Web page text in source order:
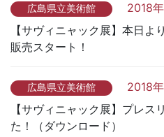
広島県立美術館
2018
【サヴィニャック展】本日
販売スタート！
広島県立美術館
2018
【サヴィニャック展】プレ
た！（ダウンロード）